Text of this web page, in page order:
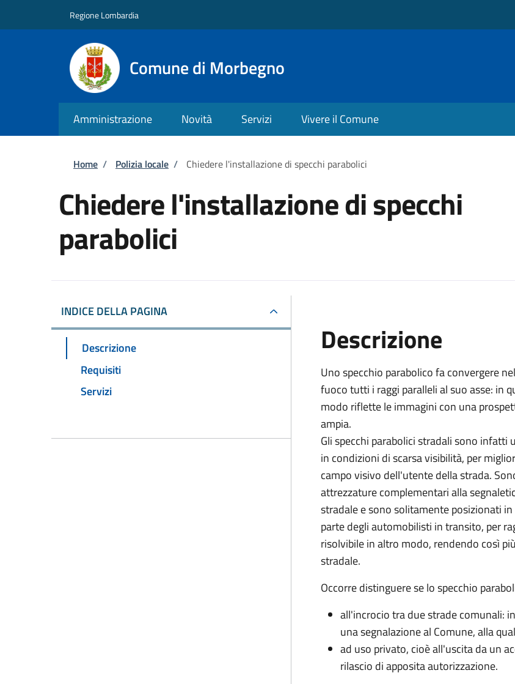
Regione Lombardia
Comune di Morbegno
Amministrazione Novità Servizi Vivere il Comune
Briciole di pane
Home / Polizia locale / Chiedere l'installazione di specchi parabolici
Chiedere l'installazione di specchi
parabolici
INDICE DELLA PAGINA
Descrizione
Requisiti
Servizi
Descrizione
Uno specchio parabolico fa convergere
fuoco tutti i raggi paralleli al suo asse: in
modo riflette le immagini con una
ampia.
Gli specchi parabolici stradali sono infatti
in condizioni di scarsa visibilità, per
campo visivo dell'utente della strada.
attrezzature complementari alla
stradale e sono solitamente posizionati
parte degli automobilisti in transito, per
risolvibile in altro modo, rendendo così
stradale.
Occorre distinguere se lo specchio
all'incrocio tra due strade comunali:
una segnalazione al Comune, alla
ad uso privato, cioè all'uscita da un
rilascio di apposita autorizzazione.